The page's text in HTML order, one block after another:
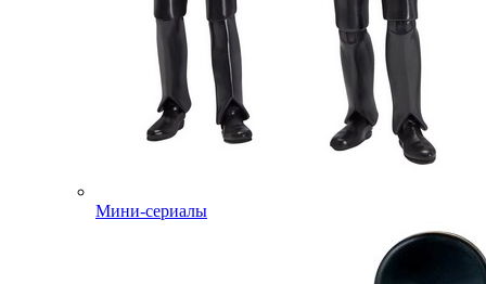
Мини-сериалы